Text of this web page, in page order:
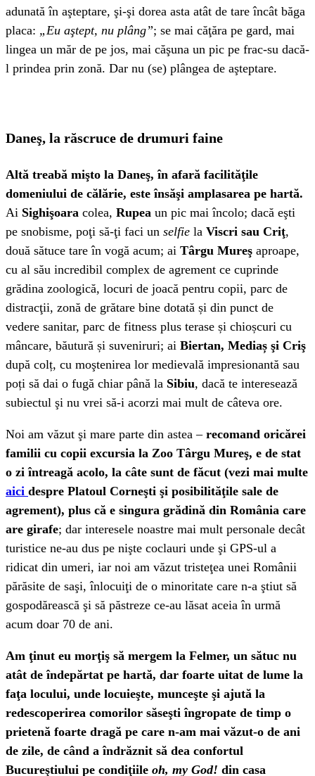
adunată în aşteptare, şi-şi dorea asta atât de tare încât băga
placa: „Eu aştept, nu plâng”; se mai căţăra pe gard, mai
lingea un măr de pe jos, mai căşuna un pic pe frac-su dacă-
l prindea prin zonă. Dar nu (se) plângea de aşteptare.
Daneş, la răscruce de drumuri faine
Altă treabă mişto la Daneş, în afară facilităţile
domeniului de călărie, este însăşi amplasarea pe hartă.
Ai Sighişoara colea, Rupea un pic mai încolo; dacă eşti
pe snobisme, poţi să-ţi faci un selfie la Viscri sau Criţ,
două sătuce tare în vogă acum; ai Târgu Mureş aproape,
cu al său incredibil complex de agrement ce cuprinde
grădina zoologică, locuri de joacă pentru copii, parc de
distracţii, zonă de grătare bine dotată și din punct de
vedere sanitar, parc de fitness plus terase și chioșcuri cu
mâncare, băutură și suveniruri; ai Biertan, Mediaș şi Criş
după colț, cu moştenirea lor medievală impresionantă sau
poți să dai o fugă chiar până la Sibiu, dacă te interesează
subiectul şi nu vrei să-i acorzi mai mult de câteva ore.
Noi am văzut şi mare parte din astea – recomand oricărei
familii cu copii excursia la Zoo Târgu Mureş, e de stat
o zi întreagă acolo, la câte sunt de făcut (vezi mai multe
aici despre Platoul Corneşti şi posibilităţile sale de
agrement), plus că e singura grădină din România care
are girafe; dar interesele noastre mai mult personale decât
turistice ne-au dus pe nişte coclauri unde şi GPS-ul a
ridicat din umeri, iar noi am văzut tristeţea unei Românii
părăsite de saşi, înlocuiţi de o minoritate care n-a ştiut să
gospodărească şi să păstreze ce-au lăsat aceia în urmă
acum doar 70 de ani.
Am ţinut eu morţiş să mergem la Felmer, un sătuc nu
atât de îndepărtat pe hartă, dar foarte uitat de lume la
faţa locului, unde locuieşte, munceşte şi ajută la
redescoperirea comorilor săseşti îngropate de timp o
prietenă foarte dragă pe care n-am mai văzut-o de ani
de zile, de când a îndrăznit să dea confortul
Bucureştiului pe condiţiile oh, my God! din casa